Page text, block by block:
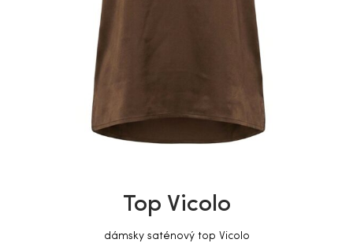
Top Vicolo
dámsky saténový top Vicolo